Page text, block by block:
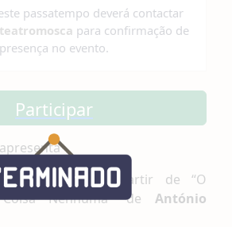
passatempo deverá contactar
teatromosca para confirmação de
presença no evento.
Participar
apresenta
Estórias” a partir de “O
Nenhuma” de António